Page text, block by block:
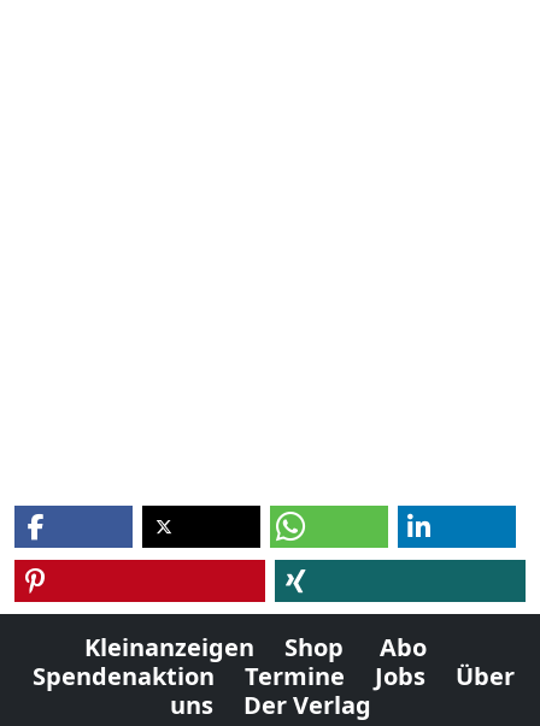
Kleinanzeigen Shop
Abo
Spendenaktion
Termine Jobs
Über
uns
Der Verlag